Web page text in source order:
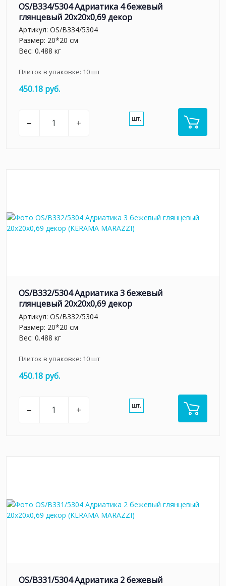
OS/B334/5304 Адриатика 4 бежевый
глянцевый 20x20x0,69 декор
Артикул: OS/B334/5304
Размер: 20*20 см
Вес: 0.488 кг
Плиток в упаковке: 10шт
450.18 руб.
– + шт.
OS/B332/5304 Адриатика 3 бежевый
глянцевый 20x20x0,69 декор
Артикул: OS/B332/5304
Размер: 20*20 см
Вес: 0.488 кг
Плиток в упаковке: 10шт
450.18 руб.
– + шт.
OS/B331/5304 Адриатика 2 бежевый